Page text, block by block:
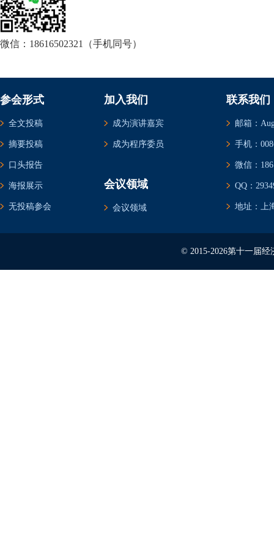
微信：18616502321（手机同号）
参会形式
全文投稿
摘要投稿
口头报告
海报展示
无投稿参会
加入我们
成为演讲嘉宾
成为程序委员
会议领域
会议领域
联系我们
邮箱：
手机：
微信：
QQ：
地址：上
© 2015-2026第十一届